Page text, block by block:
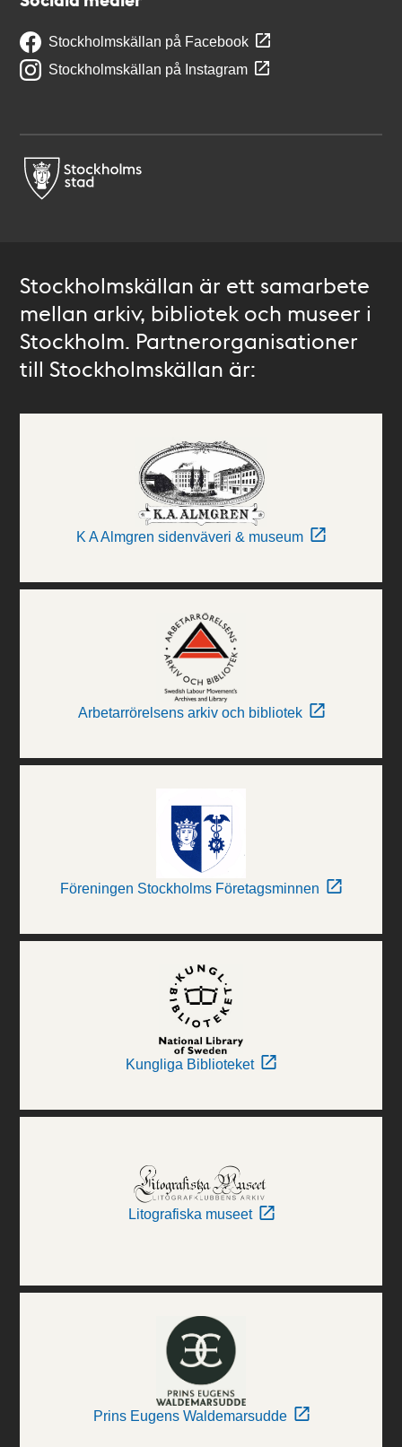
Stockholmskällan på Facebook
Stockholmskällan på Instagram
Stockholmskällan är ett samarbete
mellan arkiv, bibliotek och museer i
Stockholm. Partnerorganisationer
till Stockholmskällan är:
K A Almgren sidenväveri & museum
Arbetarrörelsens arkiv och bibliotek
Föreningen Stockholms Företagsminnen
Kungliga Biblioteket
Litografiska museet
Prins Eugens Waldemarsudde